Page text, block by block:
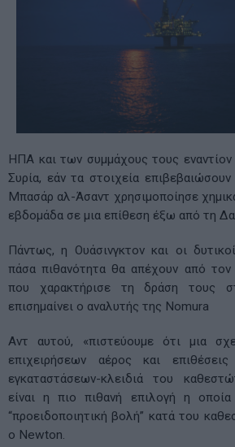
ΗΠΑ και των συμμάχους τους
Συρία, εάν τα στοιχεία
Μπασάρ αλ-Άσαντ χρησιμοποίησε
εβδομάδα σε μια επίθεση έξω από τη
Πάντως, η Ουάσινγκτον και οι
πάσα πιθανότητα θα απέχουν από
που χαρακτήρισε τη δράση τους
επισημαίνει ο αναλυτής της Nomura
Αντ αυτού, «πιστεύουμε ότι μια
επιχειρήσεων αέρος και
εγκαταστάσεων-κλειδιά του
είναι η πιο πιθανή επιλογή η οποία
“προειδοποιητική βολή” κατά του
ο Newton.